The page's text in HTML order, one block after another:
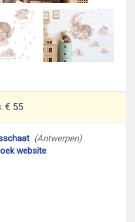
€ 55
(Antwerpen)
website